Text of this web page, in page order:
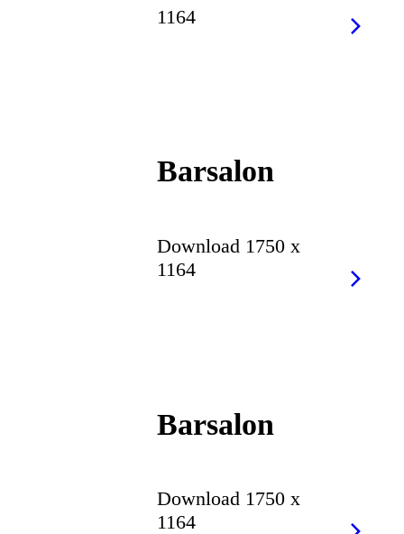
1164
Barsalon
Download 1750 x
1164
Barsalon
Download 1750 x
1164